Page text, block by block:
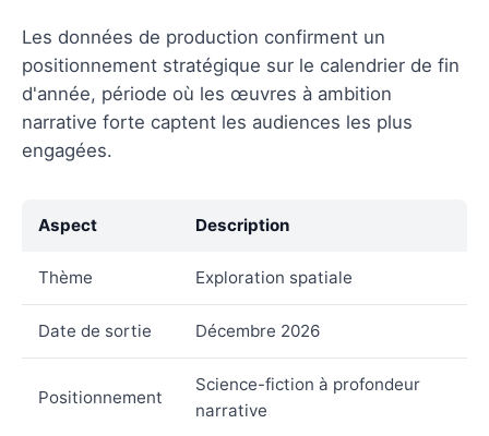
Les données de production confirment un
positionnement stratégique sur le calendrier de fin
d'année, période où les œuvres à ambition
narrative forte captent les audiences les plus
engagées.
Aspect Description
Thème Exploration spatiale
Date de sortie Décembre 2026
Positionnement
Science-fiction à profondeur
narrative